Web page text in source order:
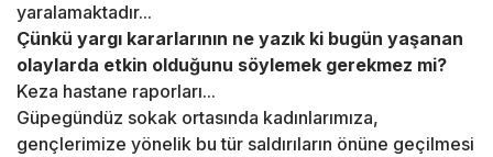
yaralamaktadır...
Çünkü yargı kararlarının ne yazık ki bugün yaşanan
olaylarda etkin olduğunu söylemek gerekmez mi?
Keza hastane raporları...
Güpegündüz sokak ortasında kadınlarımıza,
gençlerimize yönelik bu tür saldırıların önüne geçilmesi